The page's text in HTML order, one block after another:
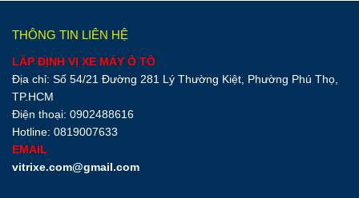
THÔNG TIN LIÊN HỆ
LẮP ĐỊNH VỊ XE MÁY Ô TÔ
Địa chỉ: Số 54/21 Đường 281 Lý Thường Kiệt, Phường Phú Thọ,
TP.HCM
Điện thoại: 0902488616
Hotline: 0819007633
EMAIL
vitrixe.com@gmail.com